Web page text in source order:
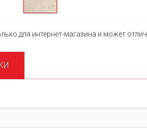
для интернет-магазина и может